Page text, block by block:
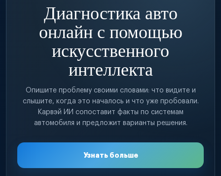
Диагностика авто
онлайн с помощью
искусственного
интеллекта
Опишите проблему своими словами: что видите и
слышите, когда это началось и что уже пробовали.
Карвэй ИИ сопоставит факты по системам
автомобиля и предложит варианты решения.
Узнать больше